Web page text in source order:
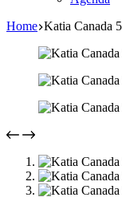
Home Katia Canada